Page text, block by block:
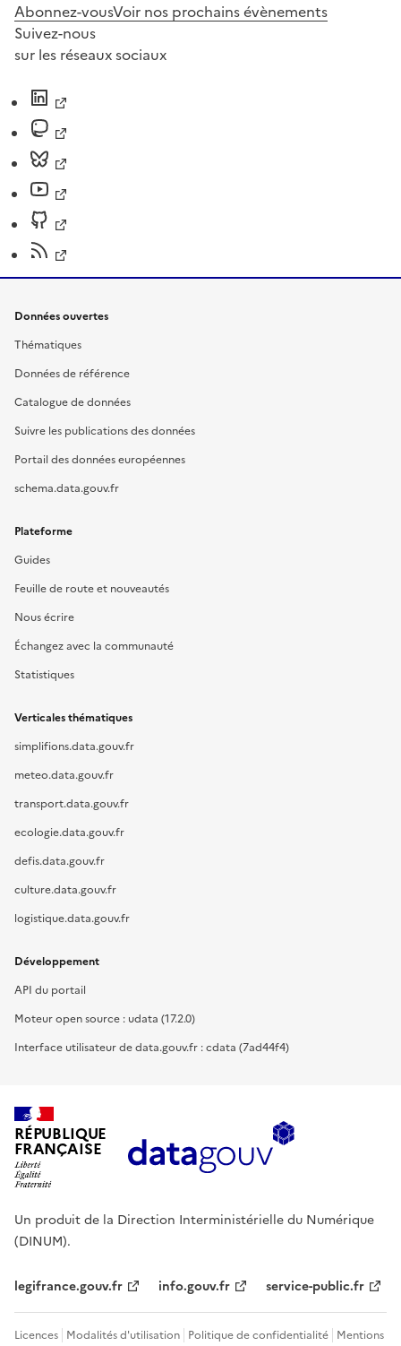
Abonnez-vousVoir nos prochains évènements
Suivez-nous
sur les réseaux sociaux
Données ouvertes
Thématiques
Données de référence
Catalogue de données
Suivre les publications des données
Portail des données européennes
schema.data.gouv.fr
Plateforme
Guides
Feuille de route et nouveautés
Nous écrire
Échangez avec la communauté
Statistiques
Verticales thématiques
simplifions.data.gouv.fr
meteo.data.gouv.fr
transport.data.gouv.fr
ecologie.data.gouv.fr
defis.data.gouv.fr
culture.data.gouv.fr
logistique.data.gouv.fr
Développement
API du portail
Moteur open source : udata (17.2.0)
Interface utilisateur de data.gouv.fr : cdata (7ad44f4)
RÉPUBLIQUE
FRANÇAISE
Un produit de la Direction Interministérielle du Numérique
(DINUM).
legifrance.gouv.fr info.gouv.fr service-public.fr
Licences Modalités d'utilisation Politique de confidentialité Mentions